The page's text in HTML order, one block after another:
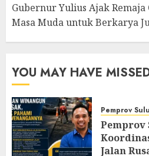
Gubernur Yulius Ajak
Masa Muda untuk Berkarya
YOU MAY HAVE
Pemprov
Pemprov
Jalan